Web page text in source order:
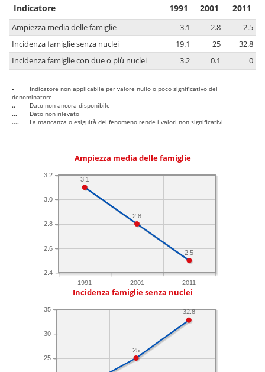
Indicatore 1991 2001 2011
Ampiezza media delle famiglie 3.1 2.8
2.5
Incidenza famiglie senza nuclei
19.1 25
32.8
Incidenza famiglie con due o più nuclei
3.2 0.1 0
-
Indicatore non applicabile per valore nullo o poco significativo del
denominatore
..
Dato non ancora disponibile
...
Dato non rilevato
....
La mancanza o esiguità del fenomeno rende i valori non significativi
Ampiezza media delle famiglie
1991 2001 2011
2.4
2.6
2.8
3.0
3.2
2.5
2.8
3.1
Incidenza famiglie senza nuclei
25
30
35 32.8
25